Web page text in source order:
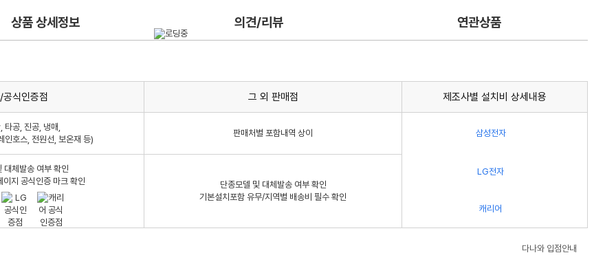
상품 상세정보 의견/리뷰 연관상품
공식인증점 그 외 판매점 제조사별 설치비 상세내용
타공, 진공, 냉매,
인호스, 전원선, 보온재 등)
판매처별 포함내역 상이 삼성전자
대체발송 여부 확인
지 공식인증 마크 확인
단종모델 및 대체발송 여부 확인
기본설치포함 유무/지역별 배송비 필수 확인
LG전자
캐리어
다나와 입점안내